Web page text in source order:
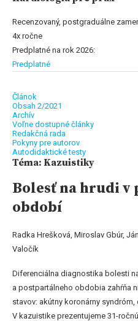
Recenzovaný, postgraduálne
4x ročne
Predplatné na rok 2026:
Predplatné
Článok
Obsah 2/2021
Archív
Voľne dostupné články
Redakčná rada
Pokyny pre autorov
Autodidaktické testy
Téma: Kazuistiky
Bolesť na hrudi
období
Radka Hrešková, Miroslav Gbúr,
Valočík
Diferenciálna diagnostika bolesti
a postpartálneho obdobia zahŕňa
stavov: akútny koronárny
V kazuistike prezentujeme 31-